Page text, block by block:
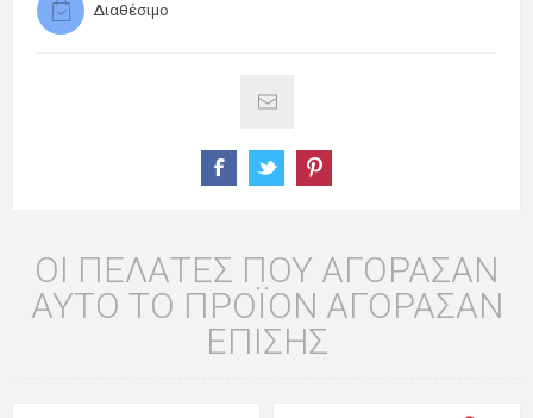
Διαθέσιμο
ΟΙ ΠΕΛΆΤΕΣ ΠΟΥ ΑΓΌΡΑΣΑΝ
ΑΥΤΌ ΤΟ ΠΡΟΪΌΝ ΑΓΌΡΑΣΑΝ
ΕΠΊΣΗΣ